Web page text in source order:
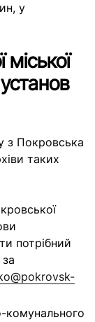
у
з Покровська
таких
потрібний
комунального